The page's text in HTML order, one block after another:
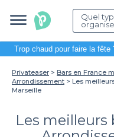
Quel
Trop chaud pour faire la fête
Privateaser Bars en France
Arrondissement
Les
Marseille
Les meilleurs